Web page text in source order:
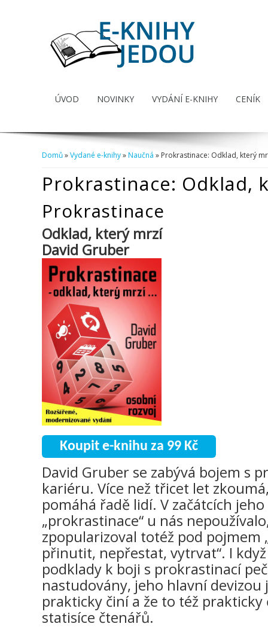
ÚVOD NOVINKY VYDÁNÍ E-KNIHY CENÍK
Domů»Vydané e-knihy»Naučná » Prokrastinace: Odklad, který
Prokrastinace: Odklad,
Prokrastinace
Odklad, který mrzí
David Gruber
Koupit e-knihu za 99 Kč
David Gruber se zabývá bojem s
kariéru. Více než třicet let
pomáhá řadě lidí. V začátcích
„prokrastinace“ u nás
zpopularizoval totéž pod pojmem
přinutit, nepřestat, vytrvat“. I
podklady k boji s prokrastinací
nastudovány, jeho hlavní devizou
prakticky činí a že to též prakticky
statisíce čtenářů.